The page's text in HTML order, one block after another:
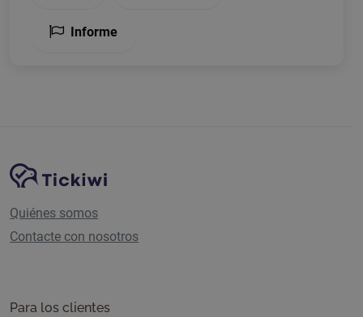
Informe
Navegación del sitio
Plataforma Tickiwi
Quiénes somos
Contacte con nosotros
Para los clientes